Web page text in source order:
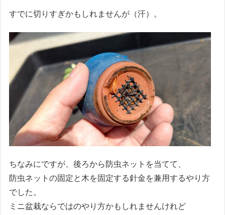
すでに切りすぎかもしれませんが（汗）。
ちなみにですが、後ろから防虫ネットを当てて、
防虫ネットの固定と木を固定する針金を兼用するやり方
でした。
ミニ盆栽ならではのやり方かもしれませんけれど